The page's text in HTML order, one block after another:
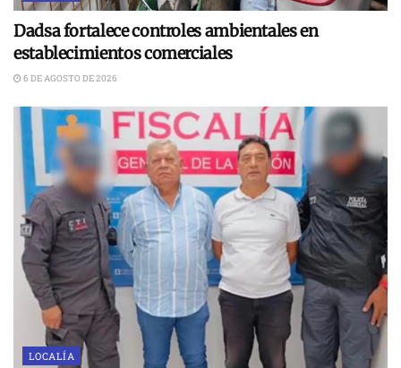
Dadsa fortalece controles ambientales en
establecimientos comerciales
6 DE AGOSTO DE 2026
LOCALÍA